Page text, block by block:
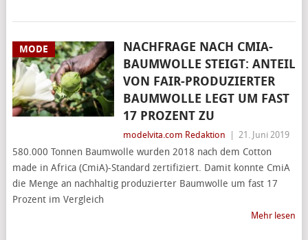
MODE
NACHFRAGE NACH CMIA-
BAUMWOLLE STEIGT: ANTEIL
VON FAIR-PRODUZIERTER
BAUMWOLLE LEGT UM FAST
17 PROZENT ZU
modelvita.com Redaktion 21. Juni 2019
580.000 Tonnen Baumwolle wurden 2018 nach dem Cotton
made in Africa (CmiA)-Standard zertifiziert. Damit konnte CmiA
die Menge an nachhaltig produzierter Baumwolle um fast 17
Prozent im Vergleich
Mehr lesen